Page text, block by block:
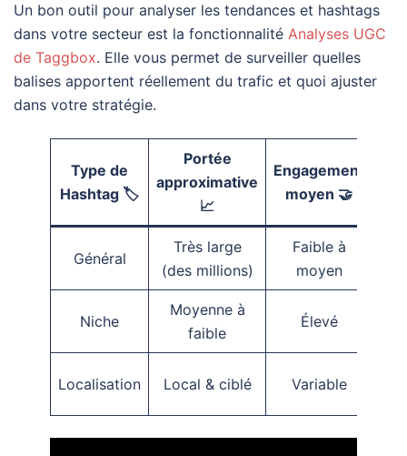
Un bon outil pour analyser les tendances et hashtags
dans votre secteur est la fonctionnalité Analyses UGC
de Taggbox. Elle vous permet de surveiller quelles
balises apportent réellement du trafic et quoi ajuster
dans votre stratégie.
Type de
Hashtag 🏷️
Portée
approximative
📈
Engagement
moyen 🤝
Général
Très large
(des millions)
Faible à
moyen
Niche
Moyenne à
faible
Élevé
Localisation Local & ciblé Variable